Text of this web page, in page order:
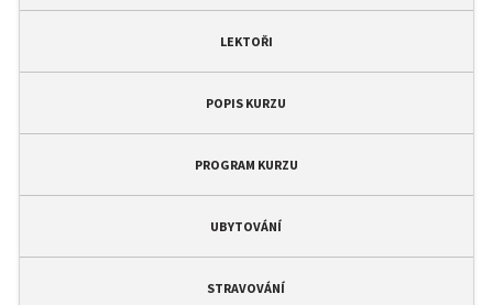
LEKTOŘI
POPIS KURZU
PROGRAM KURZU
UBYTOVÁNÍ
STRAVOVÁNÍ